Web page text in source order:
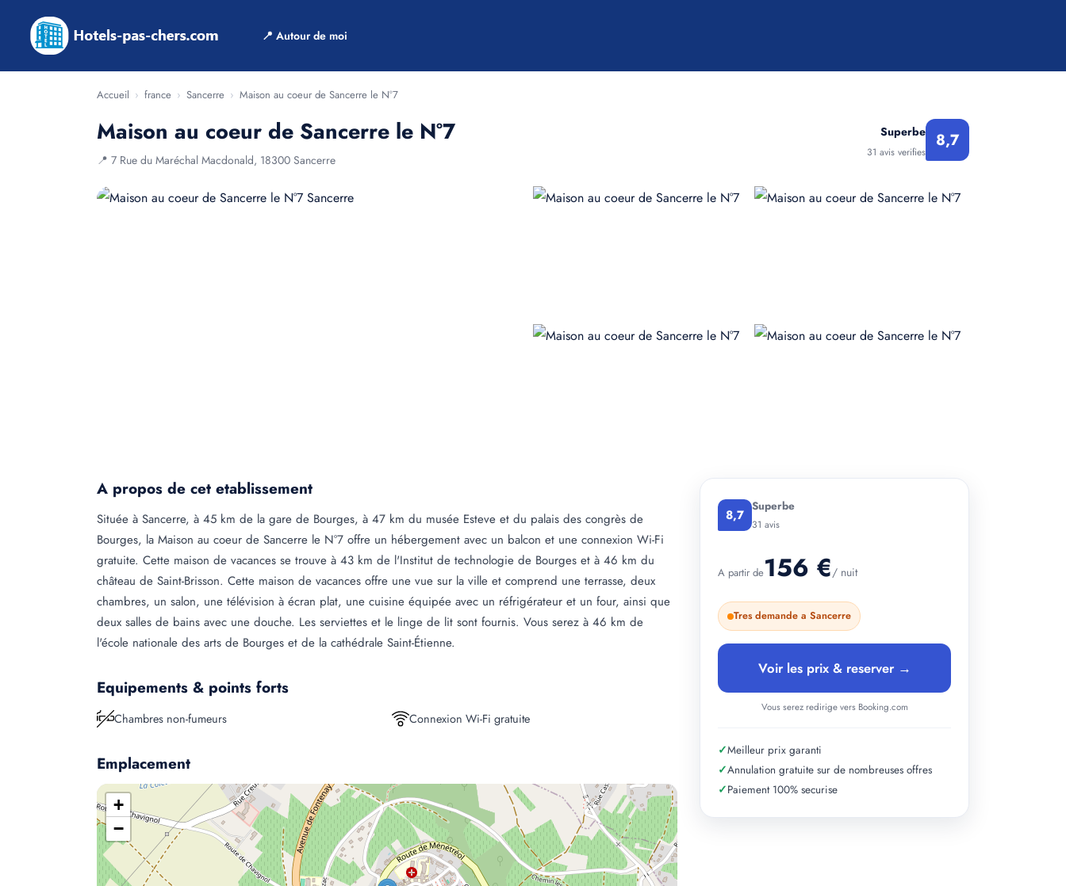
📍 Autour de moi
Accueil › france › Sancerre › Maison au coeur de Sancerre le N°7
Maison au coeur de Sancerre le N°7
📍 7 Rue du Maréchal Macdonald, 18300 Sancerre
Superbe
31 avis verifies
8,7
A propos de cet etablissement
Située à Sancerre, à 45 km de la gare de Bourges, à 47 km du musée Esteve et du palais des congrès de
Bourges, la Maison au coeur de Sancerre le N°7 offre un hébergement avec un balcon et une connexion Wi-Fi
gratuite. Cette maison de vacances se trouve à 43 km de l'Institut de technologie de Bourges et à 46 km du
château de Saint-Brisson. Cette maison de vacances offre une vue sur la ville et comprend une terrasse, deux
chambres, un salon, une télévision à écran plat, une cuisine équipée avec un réfrigérateur et un four, ainsi que
deux salles de bains avec une douche. Les serviettes et le linge de lit sont fournis. Vous serez à 46 km de
l'école nationale des arts de Bourges et de la cathédrale Saint-Étienne.
Equipements & points forts
Chambres non-fumeurs Connexion Wi-Fi gratuite
Emplacement
+
−
8,7 Superbe
31 avis
A partir de156 €/ nuit
Tres demande a Sancerre
Voir les prix & reserver →
Vous serez redirige vers Booking.com
✓Meilleur prix garanti
✓Annulation gratuite sur de nombreuses offres
✓Paiement 100% securise